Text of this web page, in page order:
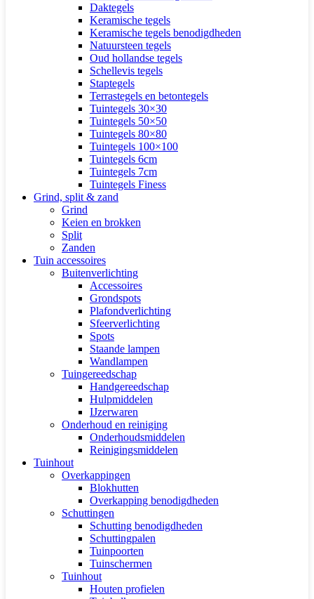
Daktegels
Keramische tegels
Keramische tegels benodigdheden
Natuursteen tegels
Oud hollandse tegels
Schellevis tegels
Staptegels
Terrastegels en betontegels
Tuintegels 30×30
Tuintegels 50×50
Tuintegels 80×80
Tuintegels 100×100
Tuintegels 6cm
Tuintegels 7cm
Tuintegels Finess
Grind, split & zand
Grind
Keien en brokken
Split
Zanden
Tuin accessoires
Buitenverlichting
Accessoires
Grondspots
Plafondverlichting
Sfeerverlichting
Spots
Staande lampen
Wandlampen
Tuingereedschap
Handgereedschap
Hulpmiddelen
IJzerwaren
Onderhoud en reiniging
Onderhoudsmiddelen
Reinigingsmiddelen
Tuinhout
Overkappingen
Blokhutten
Overkapping benodigdheden
Schuttingen
Schutting benodigdheden
Schuttingpalen
Tuinpoorten
Tuinschermen
Tuinhout
Houten profielen